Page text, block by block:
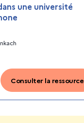
une université
Consulter la ressource